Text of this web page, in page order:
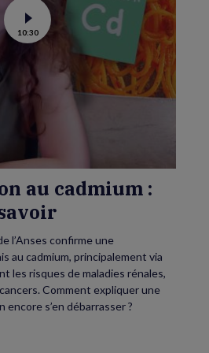
Voir
la
vidéo
au
cadmium :
ce
10:30
au cadmium :
l’Anses confirme une
au cadmium, principalement via
les risques de maladies rénales,
Comment expliquer une
s’en débarrasser ?